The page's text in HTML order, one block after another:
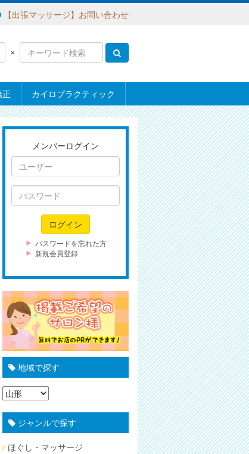
【出張マッサージ】お問い合わせ
×
カイロプラクティック
メンバーログイン
ザ
ワ
ー
ド
ログイン
パスワードを忘れた方
新規会員登録
地域で探す
ジャンルで探す
ほぐし・マッサージ